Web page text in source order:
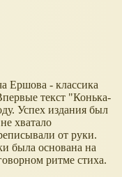
Ершова - классика
текст "Конька-
Успех издания был
хватало
от руки.
была основана на
ритме стиха.